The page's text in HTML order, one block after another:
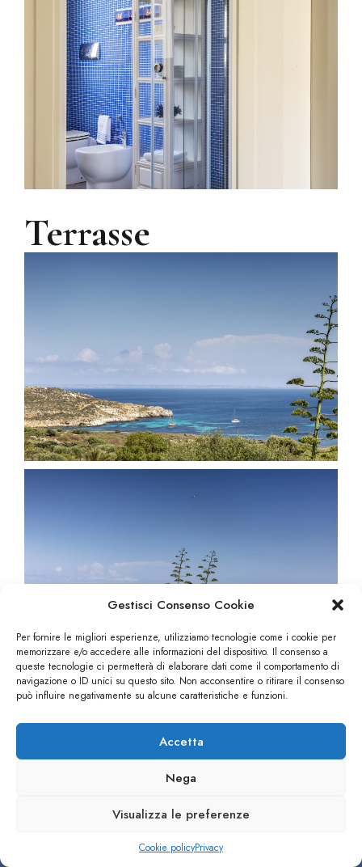
Gestisci Consenso Cookie
Per fornire le migliori esperienze, utilizziamo tecnologie come i cookie per
memorizzare e/o accedere alle informazioni del dispositivo. Il consenso a
queste tecnologie ci permetterà di elaborare dati come il comportamento di
navigazione o ID unici su questo sito. Non acconsentire o ritirare il consenso
può influire negativamente su alcune caratteristiche e funzioni.
Accetta
Nega
Visualizza le preferenze
Cookie policyPrivacy
Terrasse